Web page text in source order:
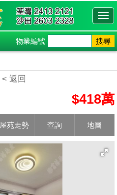
物業編號 搜尋
< 返回
$418萬
屋苑走勢 查詢 地圖